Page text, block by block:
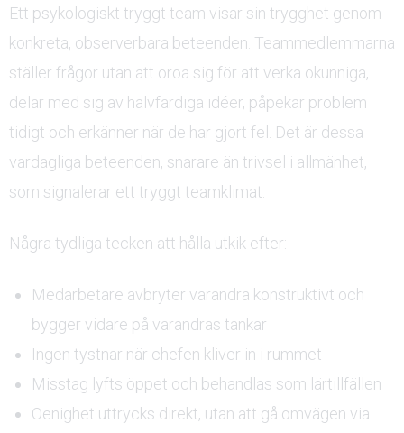
Ett psykologiskt tryggt team visar sin trygghet genom
konkreta, observerbara beteenden. Teammedlemmarna
ställer frågor utan att oroa sig för att verka okunniga,
delar med sig av halvfärdiga idéer, påpekar problem
tidigt och erkänner när de har gjort fel. Det är dessa
vardagliga beteenden, snarare än trivsel i allmänhet,
som signalerar ett tryggt teamklimat.
Några tydliga tecken att hålla utkik efter:
Medarbetare avbryter varandra konstruktivt och
bygger vidare på varandras tankar
Ingen tystnar när chefen kliver in i rummet
Misstag lyfts öppet och behandlas som lärtillfällen
Oenighet uttrycks direkt, utan att gå omvägen via